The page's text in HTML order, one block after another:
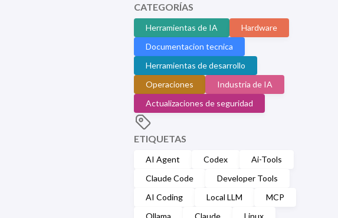
CATEGORÍAS
Herramientas de IA
Hardware
Documentacion tecnica
Herramientas de desarrollo
Operaciones
Industria de IA
Actualizaciones de seguridad
ETIQUETAS
AI Agent Codex
Ai-Tools
Claude Code
Developer Tools
AI Coding
Local LLM
MCP
Ollama
Claude Linux